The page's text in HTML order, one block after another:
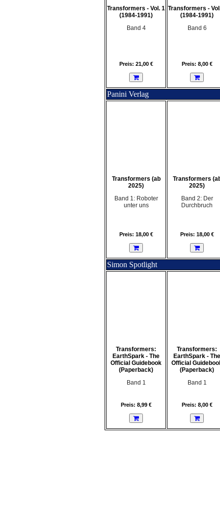
Transformers - Vol. 1
(1984-1991)
Band 4
Preis: 21,00 €
Transformers -
(1984-1991)
Band 6
Preis: 8,00 €
Panini Verlag
Transformers (ab
2025)
Band 1: Roboter
unter uns
Preis: 18,00 €
Transformers
2025)
Band 2: Der
Durchbruch
Preis: 18,00 €
Simon Spotlight
Transformers:
EarthSpark - The
Official Guidebook
(Paperback)
Band 1
Preis: 8,99 €
Transformers:
EarthSpark - The
Official
(Paperback)
Band 1
Preis: 8,00 €